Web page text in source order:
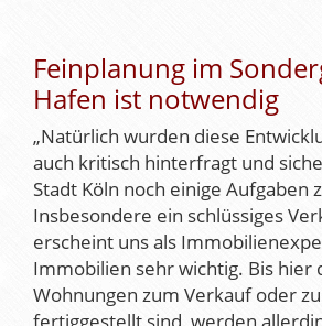
Feinplanung im
Hafen ist notwendig
„Natürlich wurden diese
auch kritisch hinterfragt und
Stadt Köln noch einige Aufgaben
Insbesondere ein schlüssiges
erscheint uns als
Immobilien sehr wichtig. Bis hier
Wohnungen zum Verkauf oder